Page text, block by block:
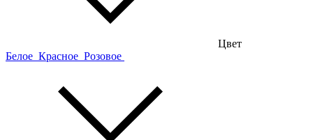
Цвет
Белое Красное Розовое